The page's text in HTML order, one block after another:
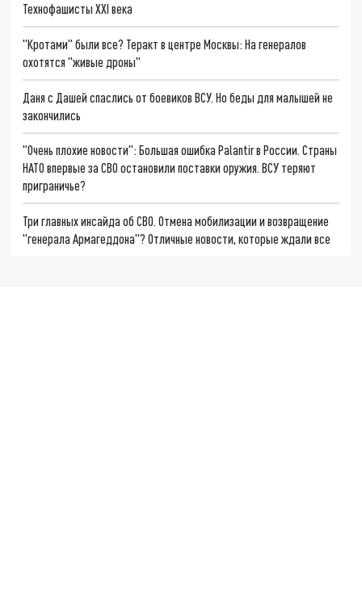
Технофашисты XXI века
"Кротами" были все? Теракт в центре Москвы: На генералов
охотятся "живые дроны"
Даня с Дашей спаслись от боевиков ВСУ. Но беды для малышей не
закончились
"Очень плохие новости": Большая ошибка Palantir в России. Страны
НАТО впервые за СВО остановили поставки оружия. ВСУ теряют
приграничье?
Три главных инсайда об СВО. Отмена мобилизации и возвращение
"генерала Армагеддона"? Отличные новости, которые ждали все